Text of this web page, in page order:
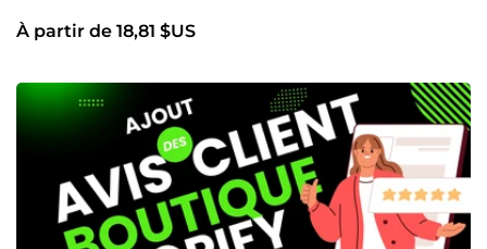
À partir de 18,81 $US